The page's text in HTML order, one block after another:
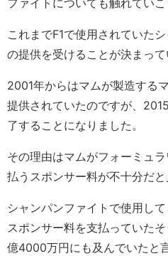
ファイトについても触れていこ
これまでF1で使用されていた
の提供を受けることが決まって
2001年からはマムが製造する
提供されていたのですが、
了することになりました。
その理由はマムがフォーミュ
払うスポンサー料が不十分だと
シャンパンファイトで使用し
スポンサー料を支払っていた
億4000万円にも及んでいたと